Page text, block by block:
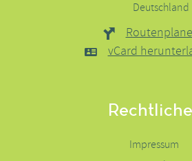
Deutschland
vCard
Impressum